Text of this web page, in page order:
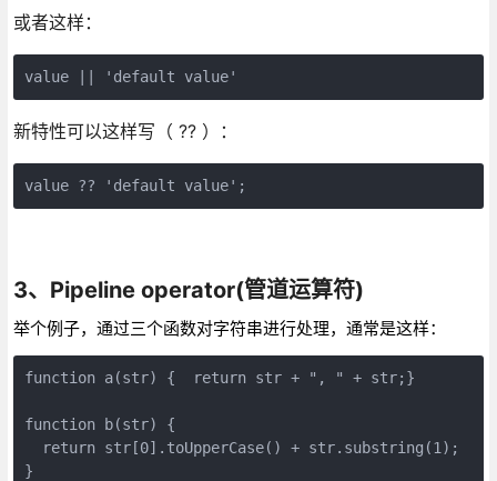
或者这样：
value || 'default value'
新特性可以这样写（ ?? ）：
value ?? 'default value';
3、Pipeline operator(管道运算符)
举个例子，通过三个函数对字符串进行处理，通常是这样：
function a(str) {  return str + ", " + str;}
function b(str) {
  return str[0].toUpperCase() + str.substring(1);
}